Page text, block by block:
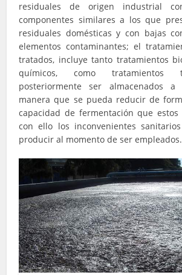
residuales de origen industrial
componentes similares a los que
residuales domésticas y con bajas
elementos contaminantes; el
tratados, incluye tanto tratamientos
químicos, como tratamientos
posteriormente ser almacenados
manera que se pueda reducir de
capacidad de fermentación que estos
con ello los inconvenientes
producir al momento de ser empleados.